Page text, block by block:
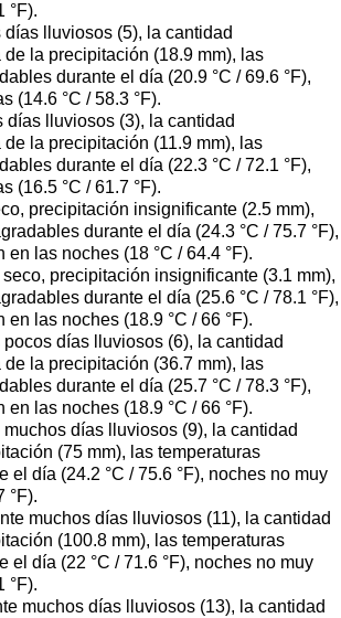
°F).
días lluviosos (5), la cantidad
la precipitación (18.9 mm), las
durante el día (20.9 °C / 69.6 °F),
(14.6 °C / 58.3 °F).
días lluviosos (3), la cantidad
la precipitación (11.9 mm), las
durante el día (22.3 °C / 72.1 °F),
(16.5 °C / 61.7 °F).
precipitación insignificante (2.5 mm),
durante el día (24.3 °C / 75.7 °F),
las noches (18 °C / 64.4 °F).
precipitación insignificante (3.1 mm),
durante el día (25.6 °C / 78.1 °F),
las noches (18.9 °C / 66 °F).
pocos días lluviosos (6), la cantidad
la precipitación (36.7 mm), las
durante el día (25.7 °C / 78.3 °F),
las noches (18.9 °C / 66 °F).
muchos días lluviosos (9), la cantidad
(75 mm), las temperaturas
el día (24.2 °C / 75.6 °F), noches no muy
°F).
muchos días lluviosos (11), la cantidad
(100.8 mm), las temperaturas
el día (22 °C / 71.6 °F), noches no muy
°F).
muchos días lluviosos (13), la cantidad